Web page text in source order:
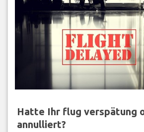
Hatte Ihr flug verspätung
annulliert?